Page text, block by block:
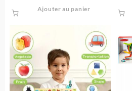
Ajouter au panier